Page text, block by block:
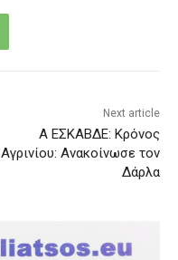
Next article
A EΣΚΑΒΔΕ: Κρόνος
Αγρινίου: Ανακοίνωσε τον
Δάρλα